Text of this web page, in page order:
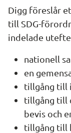
Digg föreslår
till SDG-
indelade
nationell
en
tillgång till
tillgång till
bevis och
tillgång till